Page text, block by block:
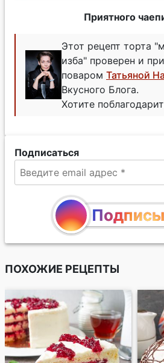
Приятного
Этот рецепт торта
изба" проверен и
поваром Татьяной
Вкусного Блога.
Хотите
Подписаться
ПОХОЖИЕ РЕЦЕПТЫ
со